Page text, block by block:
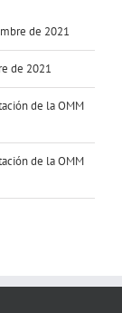
de 2021
de 2021
de la OMM
de la OMM